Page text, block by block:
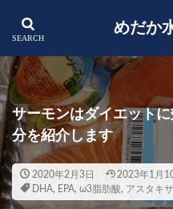
めだか
サーモンはダイエット
分を紹介します
2020年2月3日 2023年1月
DHA, EPA, ω3脂肪酸, アスタキ